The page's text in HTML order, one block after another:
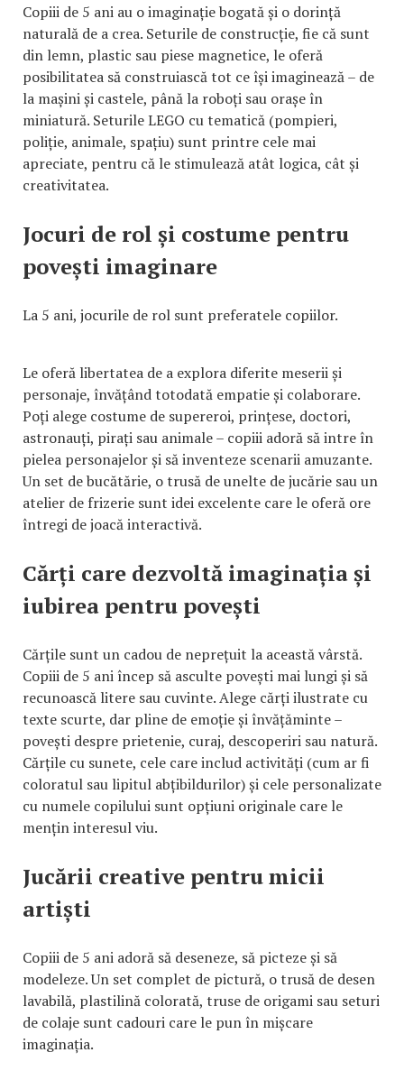
Copiii de 5 ani au o imaginație bogată și o dorință
naturală de a crea. Seturile de construcție, fie că sunt
din lemn, plastic sau piese magnetice, le oferă
posibilitatea să construiască tot ce își imaginează – de
la mașini și castele, până la roboți sau orașe în
miniatură. Seturile LEGO cu tematică (pompieri,
poliție, animale, spațiu) sunt printre cele mai
apreciate, pentru că le stimulează atât logica, cât și
creativitatea.
Jocuri de rol și costume pentru
povești imaginare
La 5 ani, jocurile de rol sunt preferatele copiilor.
Le oferă libertatea de a explora diferite meserii și
personaje, învățând totodată empatie și colaborare.
Poți alege costume de supereroi, prințese, doctori,
astronauți, pirați sau animale – copiii adoră să intre în
pielea personajelor și să inventeze scenarii amuzante.
Un set de bucătărie, o trusă de unelte de jucărie sau un
atelier de frizerie sunt idei excelente care le oferă ore
întregi de joacă interactivă.
Cărți care dezvoltă imaginația și
iubirea pentru povești
Cărțile sunt un cadou de neprețuit la această vârstă.
Copiii de 5 ani încep să asculte povești mai lungi și să
recunoască litere sau cuvinte. Alege cărți ilustrate cu
texte scurte, dar pline de emoție și învățăminte –
povești despre prietenie, curaj, descoperiri sau natură.
Cărțile cu sunete, cele care includ activități (cum ar fi
coloratul sau lipitul abțibildurilor) și cele personalizate
cu numele copilului sunt opțiuni originale care le
mențin interesul viu.
Jucării creative pentru micii
artiști
Copiii de 5 ani adoră să deseneze, să picteze și să
modeleze. Un set complet de pictură, o trusă de desen
lavabilă, plastilină colorată, truse de origami sau seturi
de colaje sunt cadouri care le pun în mișcare
imaginația.